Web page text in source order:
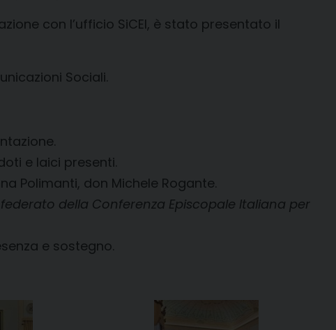
con l’ufficio SiCEI, è stato presentato il
Sociali.
e laici presenti.
Polimanti, don Michele Rogante.
della Conferenza Episcopale Italiana per
e sostegno.